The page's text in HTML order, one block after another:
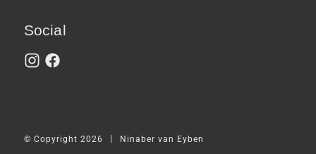
Social
© Copyright 2026 Ninaber van Eyben